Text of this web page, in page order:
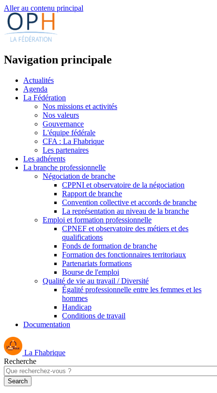
Aller au contenu principal
Navigation principale
Actualités
Agenda
La Fédération
Nos missions et activités
Nos valeurs
Gouvernance
L'équipe fédérale
CFA : La Fhabrique
Les partenaires
Les adhérents
La branche professionnelle
Négociation de branche
CPPNI et observatoire de la négociation
Rapport de branche
Convention collective et accords de branche
La représentation au niveau de la branche
Emploi et formation professionnelle
CPNEF et observatoire des métiers et des
qualifications
Fonds de formation de branche
Formation des fonctionnaires territoriaux
Partenariats formations
Bourse de l'emploi
Qualité de vie au travail / Diversité
Égalité professionnelle entre les femmes et les
hommes
Handicap
Conditions de travail
Documentation
La Fhabrique
Recherche